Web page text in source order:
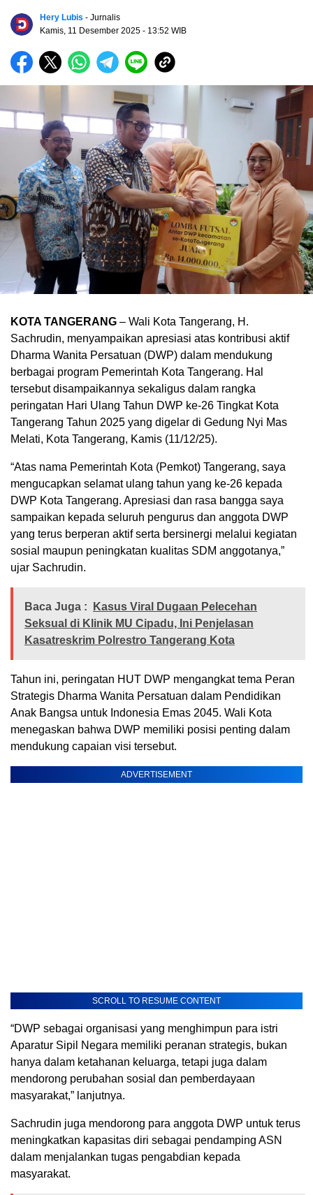
Hery Lubis - Jurnalis
Kamis, 11 Desember 2025 - 13:52 WIB
KOTA TANGERANG – Wali Kota Tangerang, H.
Sachrudin, menyampaikan apresiasi atas kontribusi aktif
Dharma Wanita Persatuan (DWP) dalam mendukung
berbagai program Pemerintah Kota Tangerang. Hal
tersebut disampaikannya sekaligus dalam rangka
peringatan Hari Ulang Tahun DWP ke-26 Tingkat Kota
Tangerang Tahun 2025 yang digelar di Gedung Nyi Mas
Melati, Kota Tangerang, Kamis (11/12/25).
“Atas nama Pemerintah Kota (Pemkot) Tangerang, saya
mengucapkan selamat ulang tahun yang ke-26 kepada
DWP Kota Tangerang. Apresiasi dan rasa bangga saya
sampaikan kepada seluruh pengurus dan anggota DWP
yang terus berperan aktif serta bersinergi melalui kegiatan
sosial maupun peningkatan kualitas SDM anggotanya,”
ujar Sachrudin.
Baca Juga :
Kasus Viral Dugaan Pelecehan
Seksual di Klinik MU Cipadu, Ini Penjelasan
Kasatreskrim Polrestro Tangerang Kota
Tahun ini, peringatan HUT DWP mengangkat tema Peran
Strategis Dharma Wanita Persatuan dalam Pendidikan
Anak Bangsa untuk Indonesia Emas 2045. Wali Kota
menegaskan bahwa DWP memiliki posisi penting dalam
mendukung capaian visi tersebut.
ADVERTISEMENT
SCROLL TO RESUME CONTENT
“DWP sebagai organisasi yang menghimpun para istri
Aparatur Sipil Negara memiliki peranan strategis, bukan
hanya dalam ketahanan keluarga, tetapi juga dalam
mendorong perubahan sosial dan pemberdayaan
masyarakat,” lanjutnya.
Sachrudin juga mendorong para anggota DWP untuk terus
meningkatkan kapasitas diri sebagai pendamping ASN
dalam menjalankan tugas pengabdian kepada
masyarakat.